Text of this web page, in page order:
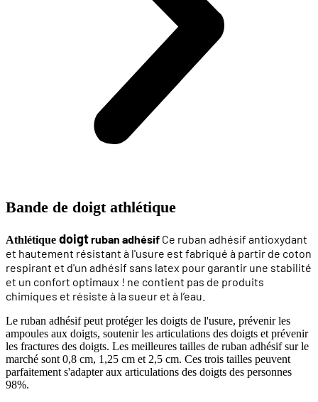
Bande de doigt athlétique
Athlétique doigtruban adhésif Ce ruban adhésif antioxydant
et hautement résistant à l'usure est fabriqué à partir de coton
respirant et d'un adhésif sans latex pour garantir une stabilité
et un confort optimaux ! ne contient pas de produits
chimiques et résiste à la sueur et à l’eau.
Le ruban adhésif peut protéger les doigts de l'usure, prévenir les
ampoules aux doigts, soutenir les articulations des doigts et prévenir
les fractures des doigts. Les meilleures tailles de ruban adhésif sur le
marché sont 0,8 cm, 1,25 cm et 2,5 cm. Ces trois tailles peuvent
parfaitement s'adapter aux articulations des doigts des personnes
98%.